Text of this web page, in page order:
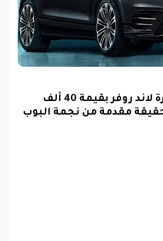
مسابقة ربح سيارة لاند روفر بقيمة 40 ألف
مقدمة من نجمة البوب